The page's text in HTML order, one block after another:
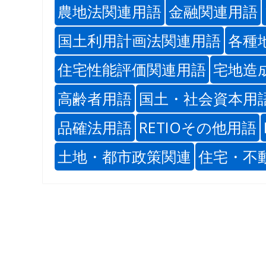
農地法関連用語 金融関連用語
国土利用計画法関連用語 各種
住宅性能評価関連用語 宅地造
高齢者用語 国土・社会資本用
品確法用語 RETIOその他用語
土地・都市政策関連 住宅・不